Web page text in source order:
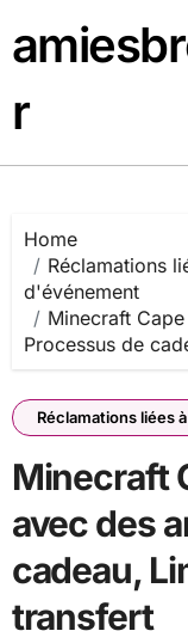
to
content
r
Home
Réclamations
d'événement
Minecraft
Processus de
Réclamations liées
Minecraft
avec des
cadeau,
transfert